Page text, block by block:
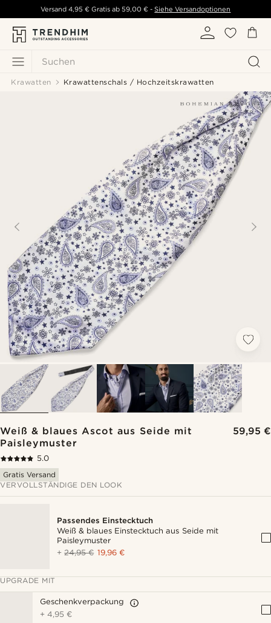
Suchen
Versand 4,95 € Gratis ab59,00 € - Siehe Versandoptionen
Krawatten Krawattenschals / Hochzeitskrawatten
Weiß & blaues Ascot aus Seide mit
Paisleymuster
59,95 €
5.0
Gratis Versand
VERVOLLSTÄNDIGE DEN LOOK
Passendes Einstecktuch
Weiß & blaues Einstecktuch aus Seide mit
Paisleymuster
+24,95 € 19,96 €
UPGRADE MIT
Geschenkverpackung
+4,95 €